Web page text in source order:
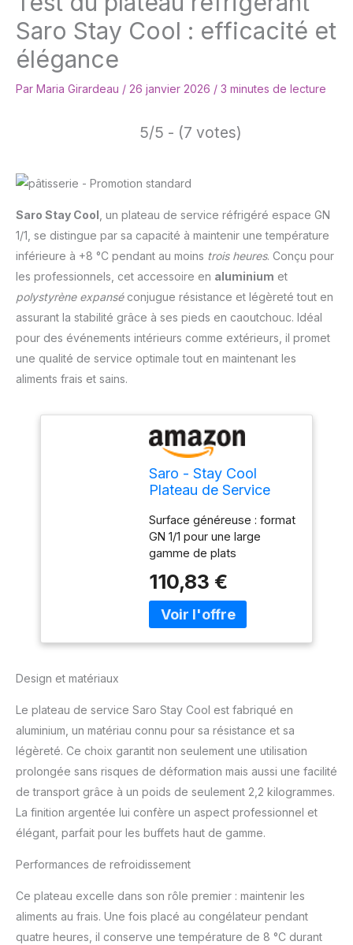
Saro Stay Cool : efficacité et
élégance
Par Maria Girardeau / 26 janvier 2026 / 3 minutes de lecture
5/5 - (7 votes)
Saro Stay Cool , un plateau de service réfrigéré espace GN
1/1, se distingue par sa capacité à maintenir une température
inférieure à +8 °C pendant au moins trois heures. Conçu pour
les professionnels, cet accessoire en aluminium et
polystyrène expanséconjugue résistance et légèreté tout en
assurant la stabilité grâce à ses pieds en caoutchouc. Idéal
pour des événements intérieurs comme extérieurs, il promet
une qualité de service optimale tout en maintenant les
aliments frais et sains.
Saro - Stay Cool
Plateau de Service
Aluminium/Polystyrène
Expansé, Blocs
Réfrigérants Intégrés,
Température Inférieure
à +8 °C pendant 3
Heures, Pieds en
Caoutchouc
Surface généreuse : format
GN 1/1 pour une large
gamme de plats
refroidissement efficace :
conserve les aliments à
une température inférieure
réfrigérants Solution
professionnelle : pour les
événements, traiteurs et
buffets Stable : pieds en
caoutchouc pour éviter de
glisser Facile à transporter :
poids de seulement 3,2 kg
Fonctionnement facile :
pendant 4 heures
nettoyer et sans odeur
110,83 €
Design et matériaux
Le plateau de service Saro Stay Cool est fabriqué en
aluminium, un matériau connu pour sa résistance et sa
légèreté. Ce choix garantit non seulement une utilisation
prolongée sans risques de déformation mais aussi une facilité
de transport grâce à un poids de seulement 2,2 kilogrammes.
La finition argentée lui confère un aspect professionnel et
élégant, parfait pour les buffets haut de gamme.
Performances de refroidissement
Ce plateau excelle dans son rôle premier : maintenir les
aliments au frais. Une fois placé au congélateur pendant
quatre heures, il conserve une température de 8 °C durant